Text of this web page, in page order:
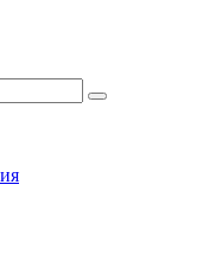
Search